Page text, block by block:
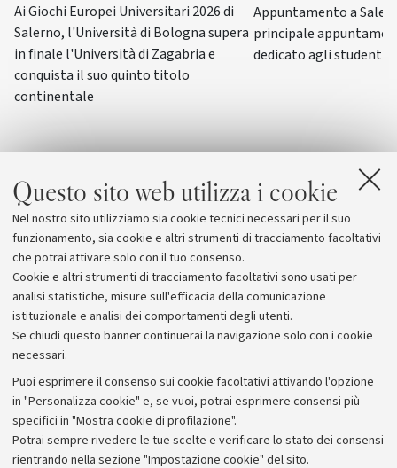
Questo sito web utilizza i cookie
Nel nostro sito utilizziamo sia cookie tecnici necessari per il suo
funzionamento, sia cookie e altri strumenti di tracciamento facoltativi
che potrai attivare solo con il tuo consenso.
Cookie e altri strumenti di tracciamento facoltativi sono usati per
analisi statistiche, misure sull'efficacia della comunicazione
istituzionale e analisi dei comportamenti degli utenti.
Se chiudi questo banner continuerai la navigazione solo con i cookie
necessari.
Puoi esprimere il consenso sui cookie facoltativi attivando l'opzione
in "Personalizza cookie" e, se vuoi, potrai esprimere consensi più
specifici in "Mostra cookie di profilazione".
Potrai sempre rivedere le tue scelte e verificare lo stato dei consensi
rientrando nella sezione "Impostazione cookie" del sito.
Ai Giochi Europei Universitari 2026 di
Salerno, l'Università di Bologna supera
in finale l'Università di Zagabria e
conquista il suo quinto titolo
continentale
Appuntamento a
principale
dedicato agli
Archivio
Comunicati stampa
Redazione